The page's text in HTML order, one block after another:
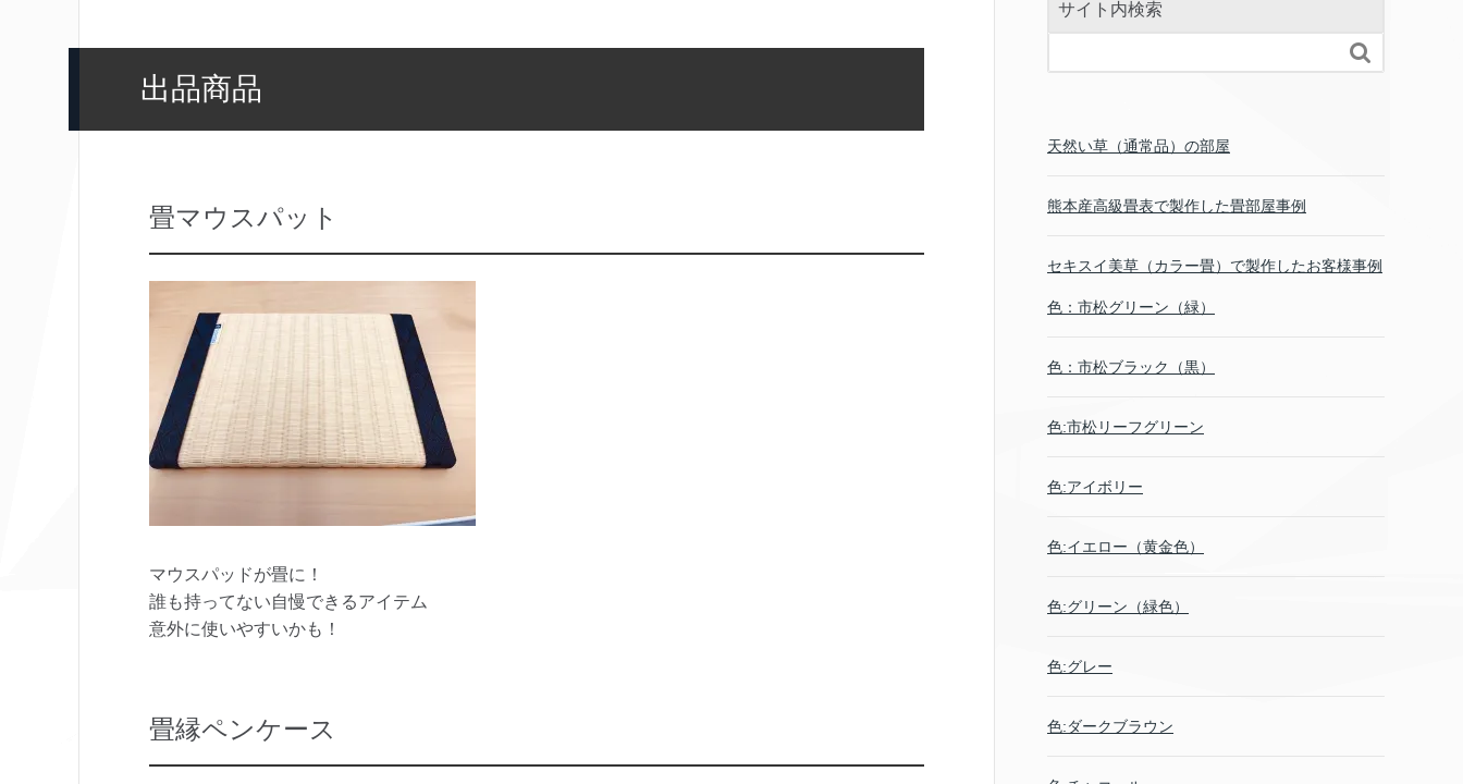
出品商品
畳マウスパット
マウスパッドが畳に！
誰も持ってない自慢できるアイテム
意外に使いやすいかも！
畳縁ペンケース
サイト内検索

天然い草（通常品）の部屋
熊本産高級畳表で製作した畳部屋事例
セキスイ美草（カラー畳）で製作したお客様事例
色：市松グリーン（緑）
色：市松ブラック（黒）
色:市松リーフグリーン
色:アイボリー
色:イエロー（黄金色）
色:グリーン（緑色）
色:グレー
色:ダークブラウン